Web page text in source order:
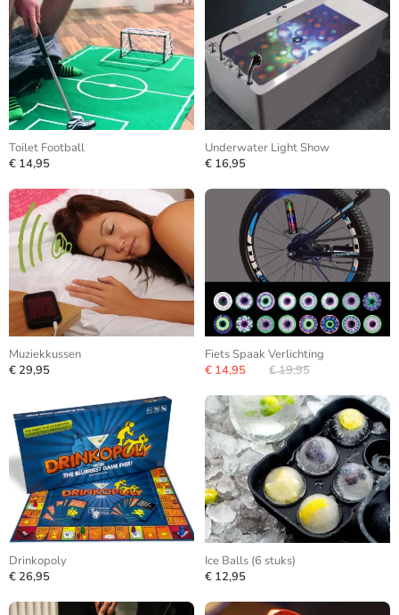
Toilet Football
€ 14,95
Underwater Light Show
€ 16,95
Muziekkussen
€ 29,95
Fiets Spaak Verlichting
€ 14,95
€ 19,95
Drinkopoly
€ 26,95
Ice Balls (6 stuks)
€ 12,95